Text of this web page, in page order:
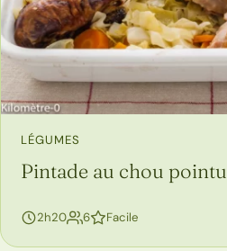
LÉGUMES
Pintade au chou pointu
2h20 6personnes
Facile